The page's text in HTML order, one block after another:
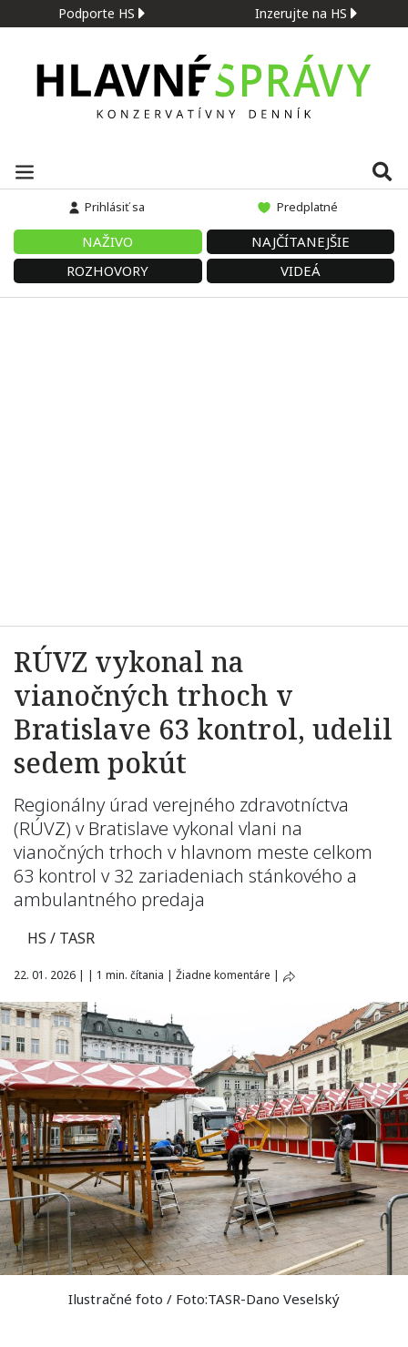
Podporte HS Inzerujte na HS
Prihlásiť sa Predplatné
NAŽIVO
NAJČÍTANEJŠIE
ROZHOVORY
VIDEÁ
RÚVZ vykonal na
vianočných trhoch v
Bratislave 63 kontrol, udelil
sedem pokút
Regionálny úrad verejného zdravotníctva
(RÚVZ) v Bratislave vykonal vlani na
vianočných trhoch v hlavnom meste celkom
63 kontrol v 32 zariadeniach stánkového a
ambulantného predaja
HS / TASR
22. 01. 2026 | | 1 min. čítania | Žiadne komentáre |
Ilustračné foto / Foto:TASR-Dano Veselský